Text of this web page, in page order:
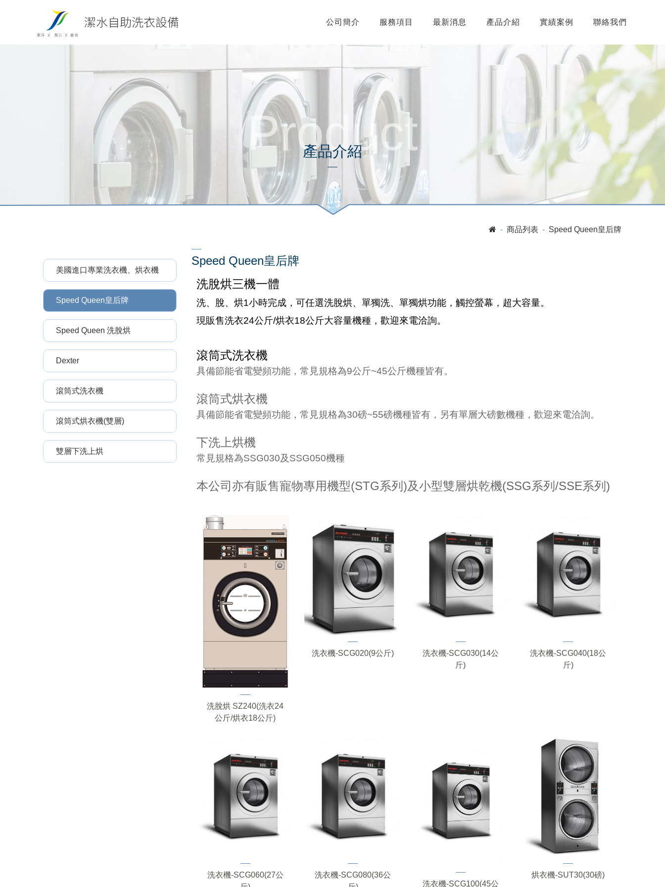
公司簡介 服務項目 最新消息 產品介紹 實績案例 聯絡我們
Product
產品介紹
商品列表 Speed Queen皇后牌
美國進口專業洗衣機、烘衣機
Speed Queen皇后牌
Speed Queen 洗脫烘
Dexter
滾筒式洗衣機
滾筒式烘衣機(雙層)
雙層下洗上烘
Speed Queen皇后牌
洗脫烘三機一體
洗、脫、烘1小時完成，可任選洗脫烘、單獨洗、單獨烘功能，觸控螢幕，超大容量。
現販售洗衣24公斤/烘衣18公斤大容量機種，歡迎來電洽詢。
滾筒式洗衣機
具備節能省電變頻功能，常見規格為9公斤~45公斤機種皆有。
滾筒式烘衣機
具備節能省電變頻功能，常見規格為30磅~55磅機種皆有，另有單層大磅數機種，歡迎來電洽詢。
下洗上烘機
常見規格為SSG030及SSG050機種
本公司亦有販售寵物專用機型(STG系列)及小型雙層烘乾機(SSG系列/SSE系列)
洗脫烘 SZ240(洗衣24
公斤/烘衣18公斤)
洗衣機-SCG020(9公斤)
洗衣機-SCG030(14公
斤)
洗衣機-SCG040(18公
斤)
洗衣機-SCG060(27公
洗衣機-SCG080(36公
洗衣機-SCG100(45公
烘衣機-SUT30(30磅)